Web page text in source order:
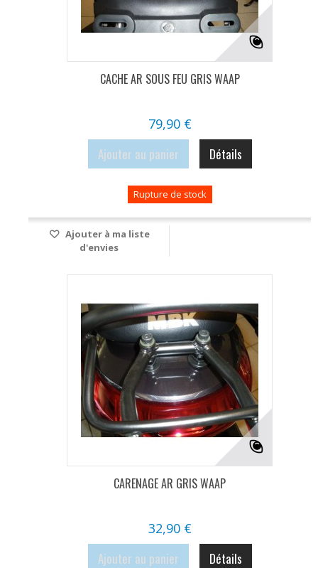
CACHE AR SOUS FEU GRIS WAAP
79,90 €
Ajouter au panier Détails
Rupture de stock
Ajouter à ma liste
d'envies
CARENAGE AR GRIS WAAP
32,90 €
Ajouter au panier Détails